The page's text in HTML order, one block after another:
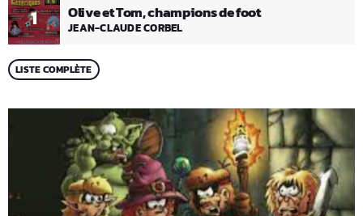
1 Olive et Tom, champions de foot
JEAN-CLAUDE CORBEL
LISTE COMPLÈTE